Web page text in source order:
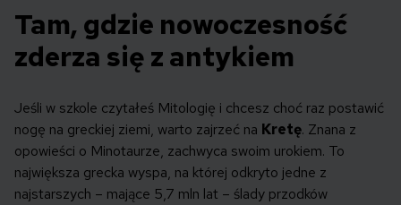
Tam, gdzie nowoczesność
zderza się z antykiem
Jeśli w szkole czytałeś Mitologię i chcesz choć raz postawić
nogę na greckiej ziemi, warto zajrzeć na Kretę. Znana z
opowieści o Minotaurze, zachwyca swoim urokiem. To
największa grecka wyspa, na której odkryto jedne z
najstarszych – mające 5,7 mln lat – ślady przodków